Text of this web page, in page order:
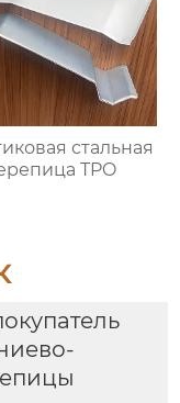
стальная
TPO